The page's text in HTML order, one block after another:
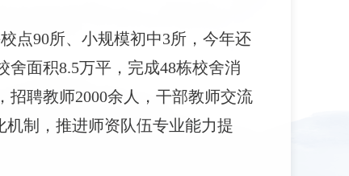
点90所、小规模初中3所，今年还
舍面积8.5万平，完成48栋校舍消
招聘教师2000余人，干部教师交流
机制，推进师资队伍专业能力提